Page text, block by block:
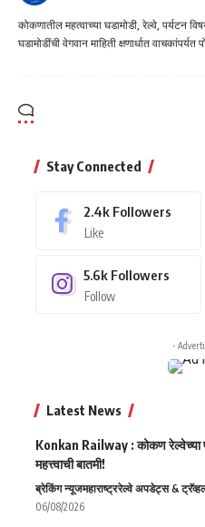
कोकणातील महत्वाच्या घडामोडी, रेल्वे,
घडामोडींची वेगवान माहिती क्षणार्धात वाचकांपर्यत
Stay Connected
2.4k Followers
Like
5.6k Followers
Follow
-
Latest News
Konkan Railway : कोकण रेल्वेच्या
महत्त्वाची बातमी!
ब्रेकिंग न्यूजमहाराष्ट्ररेल्वे अपडेट्स &
06/08/2026